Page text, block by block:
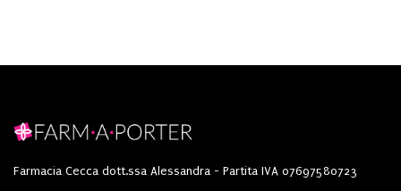
Farmacia Cecca dott.ssa Alessandra - Partita IVA 07697580723